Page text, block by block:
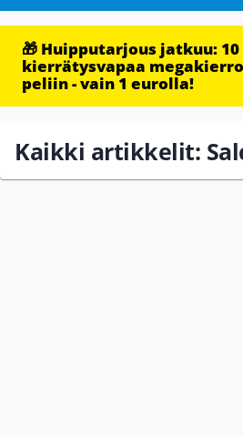
🎁 Huipputarjous jatkuu:
kierrätysvapaa
peliin - vain 1 eurolla!
Kaikki artikkelit: